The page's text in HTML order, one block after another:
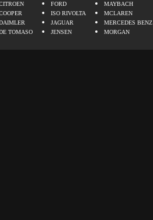
TOMASO
FORD
ISO RIVOLTA
JAGUAR
JENSEN
MAYBACH
MCLAREN
MERCEDES BENZ
MORGAN